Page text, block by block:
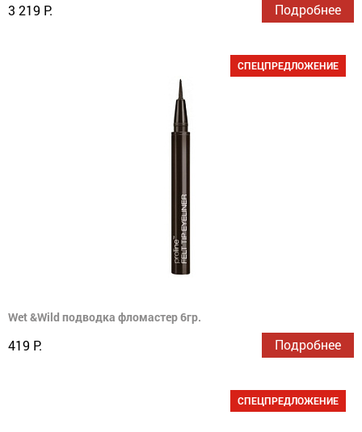
3 219 Р.
Подробнее
СПЕЦПРЕДЛОЖЕНИЕ
Wet &Wild подводка фломастер 6гр.
419 Р. Подробнее
СПЕЦПРЕДЛОЖЕНИЕ